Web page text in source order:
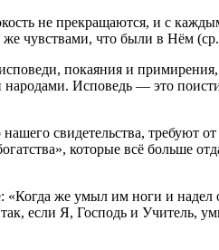
не прекращаются, и с
же чувствами, что были в Нём
покаяния и
Исповедь — это
свидетельства, требуют
которые всё больше
же умыл им ноги и
если Я, Господь и Учитель,